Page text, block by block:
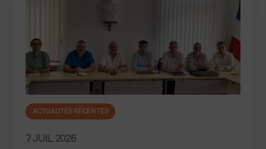
ACTUALITÉS RÉCENTES
7 JUIL 2026